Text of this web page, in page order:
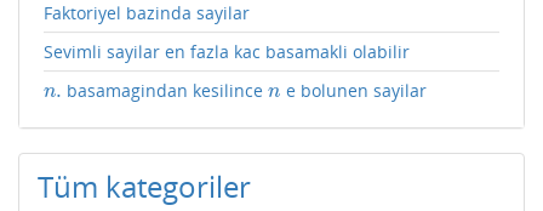
Faktoriyel bazinda sayilar
Sevimli sayilar en fazla kac basamakli olabilir
n.
n. basamagindan kesilincen
n e bolunen sayilar
Tüm kategoriler